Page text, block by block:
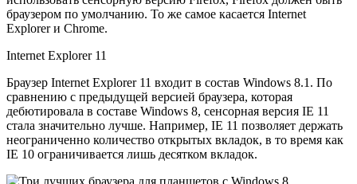
браузером по умолчанию. То же самое касается Internet
Explorer и Chrome.
Internet Explorer 11
Браузер Internet Explorer 11 входит в состав Windows 8.1. По
сравнению с предыдущей версией браузера, которая
дебютировала в составе Windows 8, сенсорная версия IE 11
стала значительно лучше. Например, IE 11 позволяет держать
неограниченно количество открытых вкладок, в то время как
IE 10 ограничивается лишь десятком вкладок.